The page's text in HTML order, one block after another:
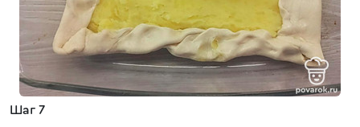
Шаг 7